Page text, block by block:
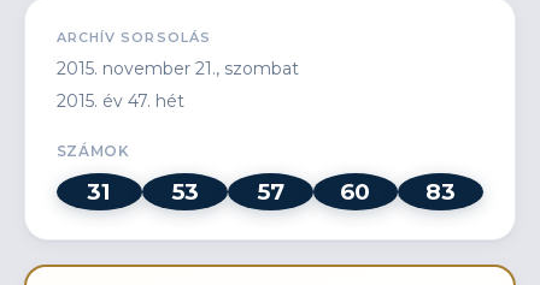
ARCHÍV SORSOLÁS
2015. november 21., szombat
2015. év 47. hét
SZÁMOK
31 53 57 60 83